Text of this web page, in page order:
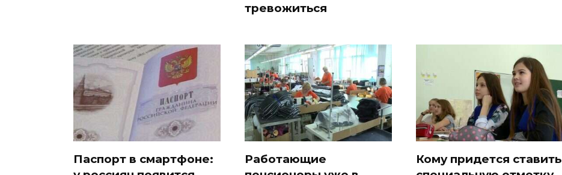
тревожиться
Паспорт в смартфоне:
Работающие
Кому придется ставить